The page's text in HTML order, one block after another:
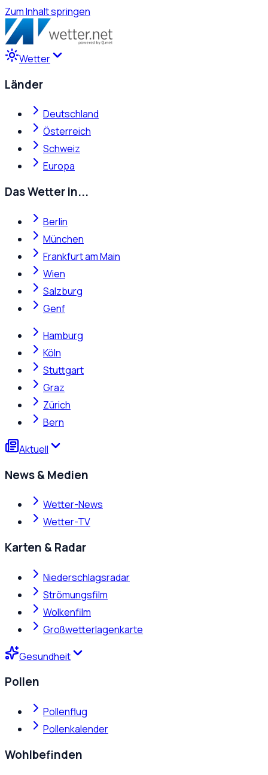
Zum Inhalt springen
Wetter
Länder
Deutschland
Österreich
Schweiz
Europa
Das Wetter in...
Berlin
München
Frankfurt am Main
Wien
Salzburg
Genf
Hamburg
Köln
Stuttgart
Graz
Zürich
Bern
Aktuell
News & Medien
Wetter-News
Wetter-TV
Karten & Radar
Niederschlagsradar
Strömungsfilm
Wolkenfilm
Großwetterlagenkarte
Gesundheit
Pollen
Pollenflug
Pollenkalender
Wohlbefinden